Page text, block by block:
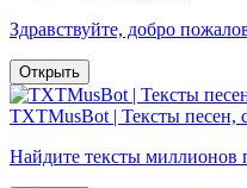
Здравствуйте, добро
Открыть
TXTMusBot | Тексты песен,
Найдите тексты миллионов